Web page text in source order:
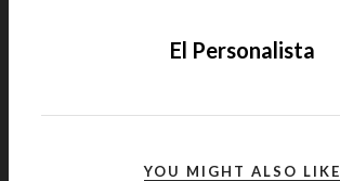
El Personalista
YOU MIGHT ALSO LIKE